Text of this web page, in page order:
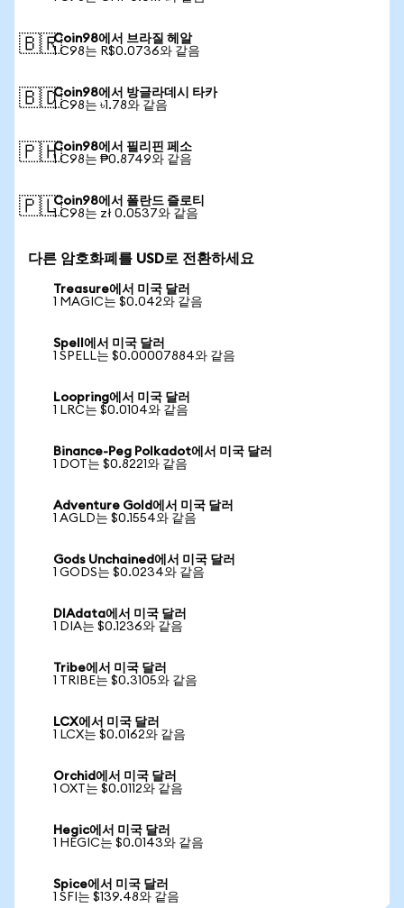
🇧🇷Coin98에서 브라질 헤알
1 C98는 R$0.0736와 같음
🇧🇩Coin98에서 방글라데시 타카
1 C98는 ৳1.78와 같음
🇵🇭Coin98에서 필리핀 페소
1 C98는 ₱0.8749와 같음
🇵🇱Coin98에서 폴란드 즐로티
1 C98는 zł 0.0537와 같음
다른 암호화폐를 USD로 전환하세요
Treasure에서 미국 달러
1 MAGIC는 $0.042와 같음
Spell에서 미국 달러
1 SPELL는 $0.00007884와 같음
Loopring에서 미국 달러
1 LRC는 $0.0104와 같음
Binance-Peg Polkadot에서 미국 달러
1 DOT는 $0.8221와 같음
Adventure Gold에서 미국 달러
1 AGLD는 $0.1554와 같음
Gods Unchained에서 미국 달러
1 GODS는 $0.0234와 같음
DIAdata에서 미국 달러
1 DIA는 $0.1236와 같음
Tribe에서 미국 달러
1 TRIBE는 $0.3105와 같음
LCX에서 미국 달러
1 LCX는 $0.0162와 같음
Orchid에서 미국 달러
1 OXT는 $0.0112와 같음
Hegic에서 미국 달러
1 HEGIC는 $0.0143와 같음
Spice에서 미국 달러
1 SFI는 $139.48와 같음